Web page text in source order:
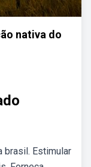
nativa do
brasil. Estimular